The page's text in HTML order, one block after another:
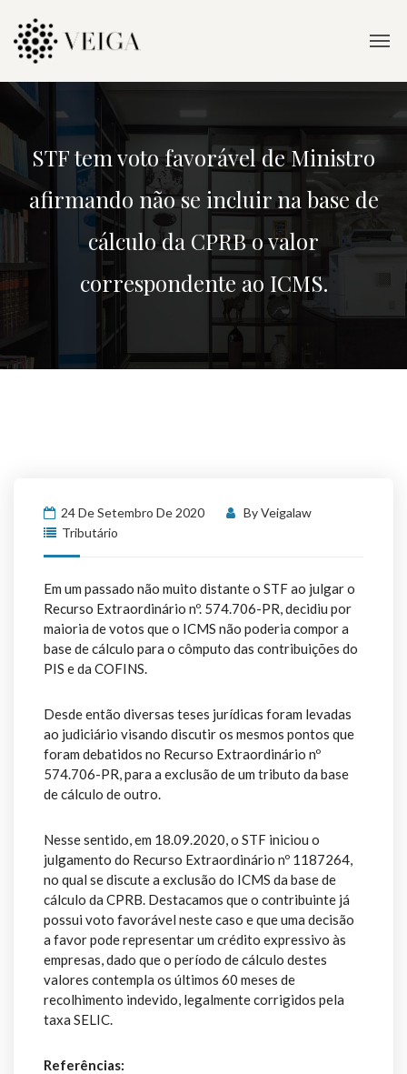
STF tem voto favorável de Ministro
afirmando não se incluir na base de
cálculo da CPRB o valor
correspondente ao ICMS.
24 De Setembro De 2020 ByVeigalaw
Tributário
Em um passado não muito distante o STF ao julgar o
Recurso Extraordinário nº. 574.706-PR, decidiu por
maioria de votos que o ICMS não poderia compor a
base de cálculo para o cômputo das contribuições do
PIS e da COFINS.
Desde então diversas teses jurídicas foram levadas
ao judiciário visando discutir os mesmos pontos que
foram debatidos no Recurso Extraordinário nº
574.706-PR, para a exclusão de um tributo da base
de cálculo de outro.
Nesse sentido, em 18.09.2020, o STF iniciou o
julgamento do Recurso Extraordinário nº 1187264,
no qual se discute a exclusão do ICMS da base de
cálculo da CPRB. Destacamos que o contribuinte já
possui voto favorável neste caso e que uma decisão
a favor pode representar um crédito expressivo às
empresas, dado que o período de cálculo destes
valores contempla os últimos 60 meses de
recolhimento indevido, legalmente corrigidos pela
taxa SELIC.
Referências: